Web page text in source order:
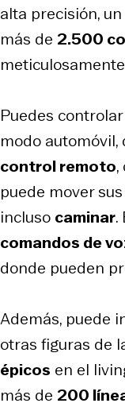
alta precisión, un
más de 2.500
Puedes
modo
control remoto
puede mover
incluso caminar.
comandos de
donde pueden
Además, puede
otras figuras de
épicos en el
más de 200